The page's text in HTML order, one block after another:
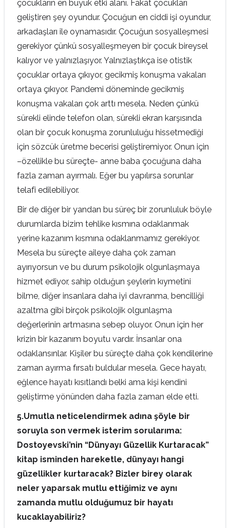
çocukların en büyük etki alanı. Fakat çocukları
geliştiren şey oyundur. Çocuğun en ciddi işi oyundur,
arkadaşları ile oynamasıdır. Çocuğun sosyalleşmesi
gerekiyor çünkü sosyalleşmeyen bir çocuk bireysel
kalıyor ve yalnızlaşıyor. Yalnızlaştıkça ise otistik
çocuklar ortaya çıkıyor, gecikmiş konuşma vakaları
ortaya çıkıyor. Pandemi döneminde gecikmiş
konuşma vakaları çok arttı mesela. Neden çünkü
sürekli elinde telefon olan, sürekli ekran karşısında
olan bir çocuk konuşma zorunluluğu hissetmediği
için sözcük üretme becerisi geliştiremiyor. Onun için
–özellikle bu süreçte- anne baba çocuğuna daha
fazla zaman ayırmalı. Eğer bu yapılırsa sorunlar
telafi edilebiliyor.
Bir de diğer bir yandan bu süreç bir zorunluluk böyle
durumlarda bizim tehlike kısmına odaklanmak
yerine kazanım kısmına odaklanmamız gerekiyor.
Mesela bu süreçte aileye daha çok zaman
ayırıyorsun ve bu durum psikolojik olgunlaşmaya
hizmet ediyor, sahip olduğun şeylerin kıymetini
bilme, diğer insanlara daha iyi davranma, bencilliği
azaltma gibi birçok psikolojik olgunlaşma
değerlerinin artmasına sebep oluyor. Onun için her
krizin bir kazanım boyutu vardır. İnsanlar ona
odaklansınlar. Kişiler bu süreçte daha çok kendilerine
zaman ayırma fırsatı buldular mesela. Gece hayatı,
eğlence hayatı kısıtlandı belki ama kişi kendini
geliştirme yönünden daha fazla zaman elde etti.
5.Umutla neticelendirmek adına şöyle bir
soruyla son vermek isterim sorularıma:
Dostoyevski’nin “Dünyayı Güzellik Kurtaracak”
kitap isminden hareketle, dünyayı hangi
güzellikler kurtaracak? Bizler birey olarak
neler yaparsak mutlu ettiğimiz ve aynı
zamanda mutlu olduğumuz bir hayatı
kucaklayabiliriz?